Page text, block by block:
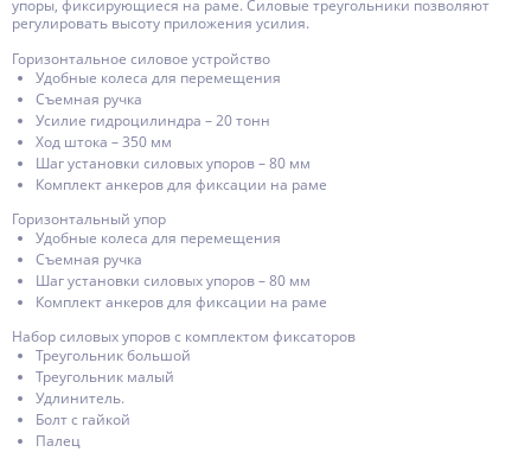
упоры, фиксирующиеся на раме. Силовые треугольники позволяют
регулировать высоту приложения усилия.
Горизонтальное силовое устройство
Удобные колеса для перемещения
Съемная ручка
Усилие гидроцилиндра – 20 тонн
Ход штока – 350 мм
Шаг установки силовых упоров – 80 мм
Комплект анкеров для фиксации на раме
Горизонтальный упор
Удобные колеса для перемещения
Съемная ручка
Шаг установки силовых упоров – 80 мм
Комплект анкеров для фиксации на раме
Набор силовых упоров с комплектом фиксаторов
Треугольник большой
Треугольник малый
Удлинитель.
Болт с гайкой
Палец